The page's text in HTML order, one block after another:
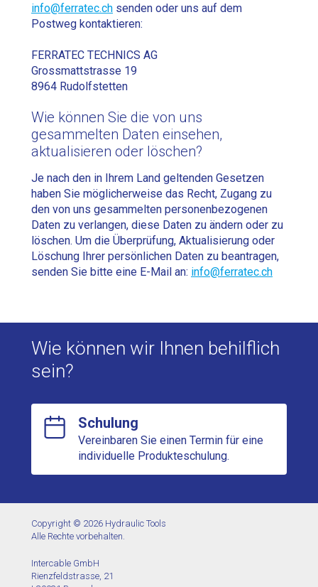
info@ferratec.ch senden oder uns auf dem
Postweg kontaktieren:
FERRATEC TECHNICS AG
Grossmattstrasse 19
8964 Rudolfstetten
Wie können Sie die von uns
gesammelten Daten einsehen,
aktualisieren oder löschen?
Je nach den in Ihrem Land geltenden Gesetzen
haben Sie möglicherweise das Recht, Zugang zu
den von uns gesammelten personenbezogenen
Daten zu verlangen, diese Daten zu ändern oder zu
löschen. Um die Überprüfung, Aktualisierung oder
Löschung Ihrer persönlichen Daten zu beantragen,
senden Sie bitte eine E-Mail an: info@ferratec.ch
Wie können wir Ihnen behilflich
sein?
Schulung
Vereinbaren Sie einen Termin für eine
individuelle Produkteschulung.
Copyright © 2026 Hydraulic Tools
Alle Rechte vorbehalten.
Intercable GmbH
Rienzfeldstrasse, 21